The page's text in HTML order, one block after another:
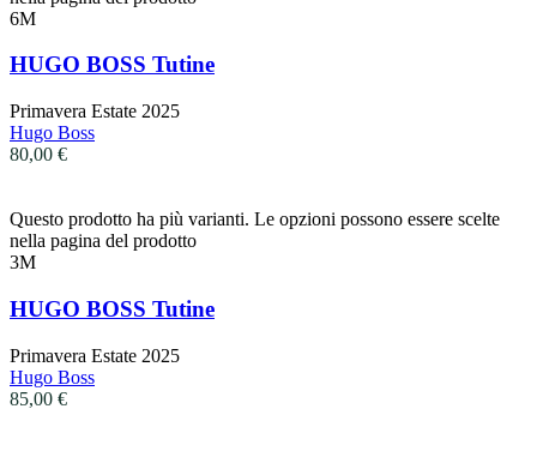
6M
HUGO BOSS Tutine
Primavera Estate 2025
Hugo Boss
80,00 €
Questo prodotto ha più varianti. Le opzioni possono essere scelte
nella pagina del prodotto
3M
HUGO BOSS Tutine
Primavera Estate 2025
Hugo Boss
85,00 €